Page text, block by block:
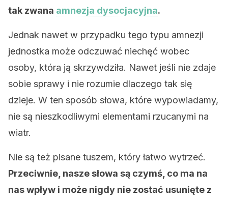
tak zwana amnezja dysocjacyjna.
Jednak nawet w przypadku tego typu amnezji
jednostka może odczuwać niechęć wobec
osoby, która ją skrzywdziła. Nawet jeśli nie zdaje
sobie sprawy i nie rozumie dlaczego tak się
dzieje. W ten sposób słowa, które wypowiadamy,
nie są nieszkodliwymi elementami rzucanymi na
wiatr.
Nie są też pisane tuszem, który łatwo wytrzeć.
Przeciwnie, nasze słowa są czymś, co ma na
nas wpływ i może nigdy nie zostać usunięte z